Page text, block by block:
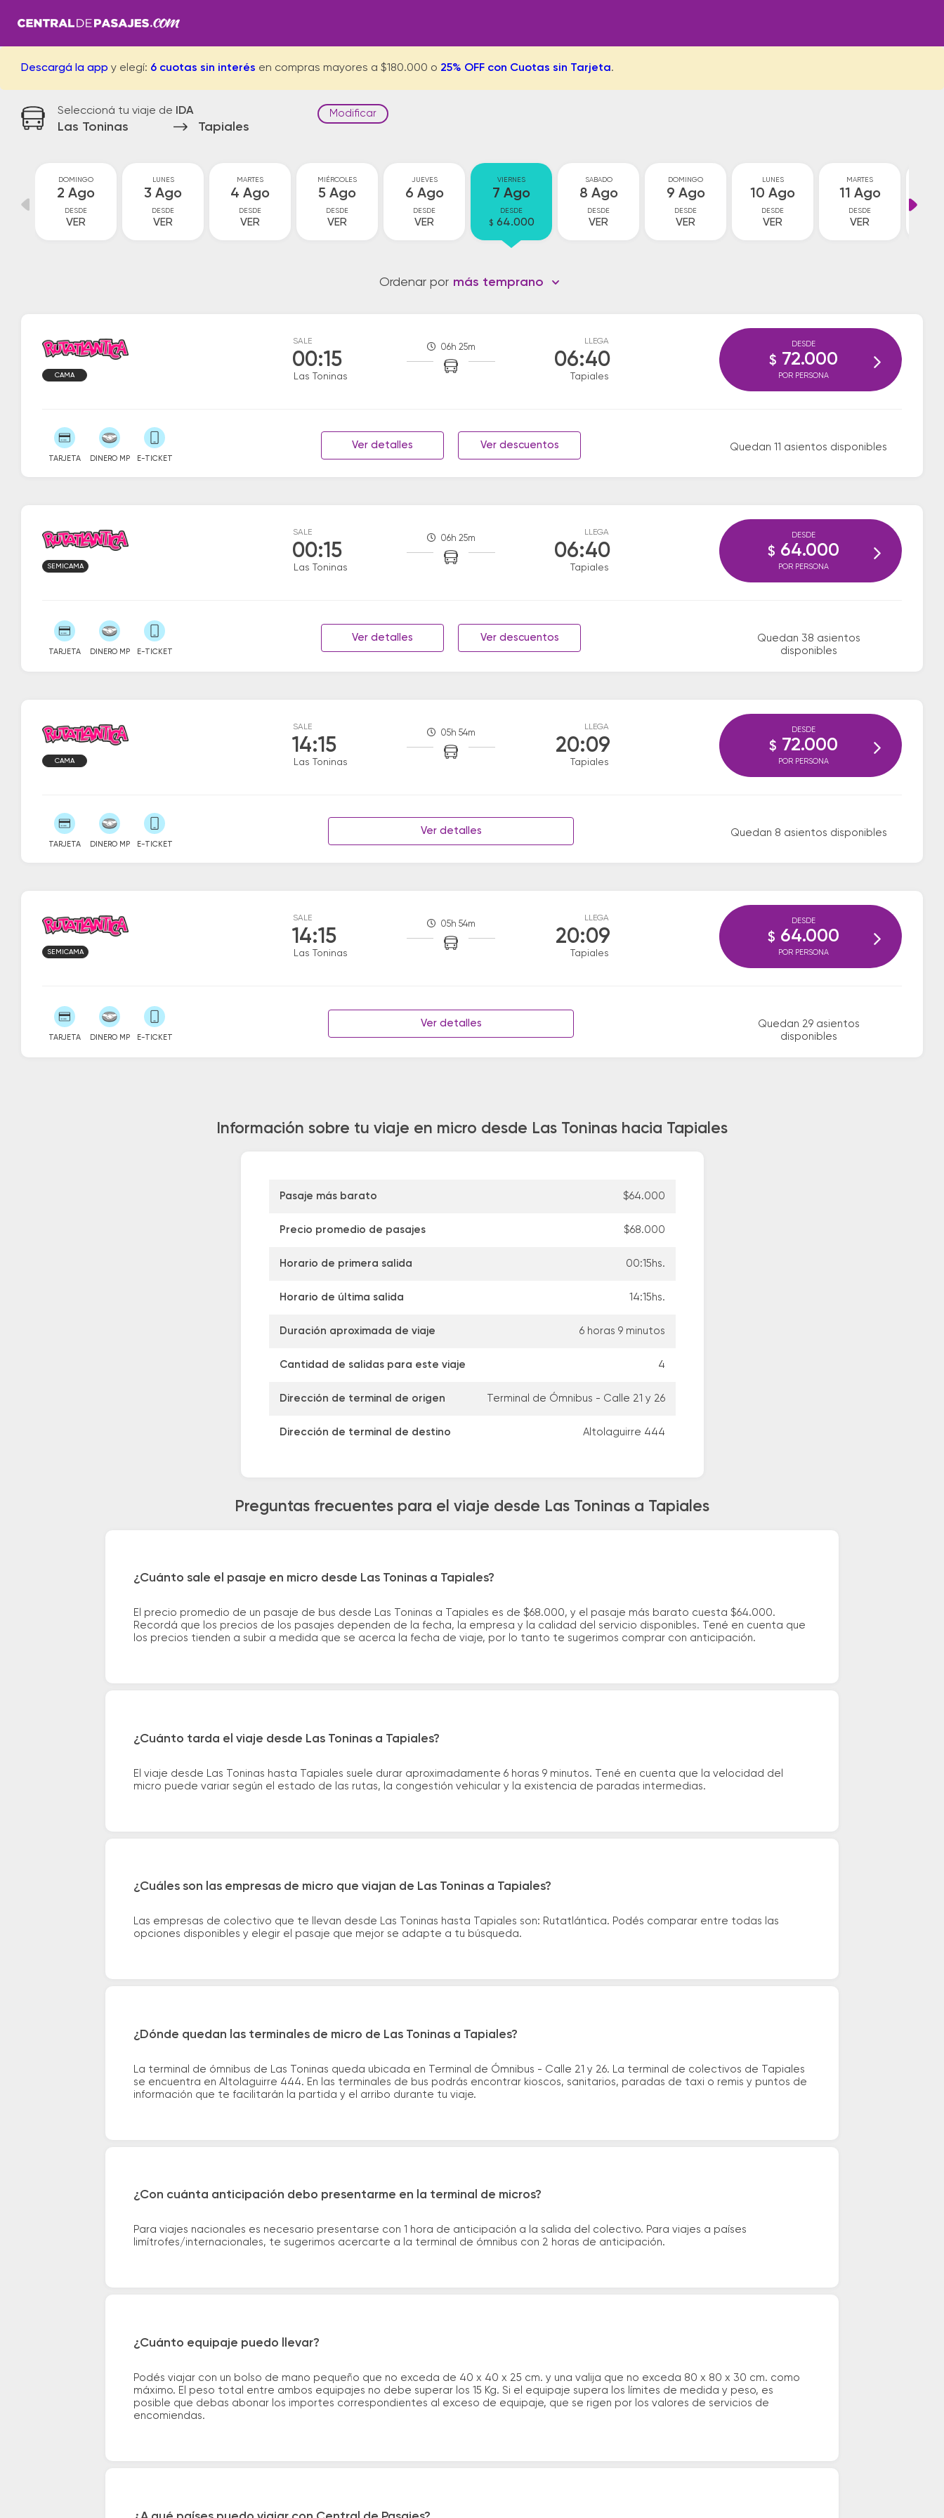
Descargá la app y elegí: 6 cuotas sin interés en compras mayores a $180.000 o 25% OFF con Cuotas sin Tarjeta.
Seleccioná tu viaje de IDA
Las Toninas Tapiales
Modificar
DOMINGO
2 Ago
DESDE
VER
LUNES
3 Ago
DESDE
VER
MARTES
4 Ago
DESDE
VER
MIÉRCOLES
5 Ago
DESDE
VER
JUEVES
6 Ago
DESDE
VER
VIERNES
7 Ago
DESDE
$ 64.000
SABADO
8 Ago
DESDE
VER
DOMINGO
9 Ago
DESDE
VER
LUNES
10 Ago
DESDE
VER
MARTES
11 Ago
DESDE
VER
Ordenar por más temprano
SALE
00:15
Las Toninas
06h 25m
LLEGA
06:40
Tapiales
CAMA
TARJETA DINERO MP E-TICKET
Ver detalles Ver descuentos Quedan 11 asientos disponibles
DESDE
$ 72.000
POR PERSONA
SALE
00:15
Las Toninas
06h 25m
LLEGA
06:40
Tapiales
SEMICAMA
TARJETA DINERO MP E-TICKET
Ver detalles Ver descuentos
Quedan 38 asientos
disponibles
DESDE
$ 64.000
POR PERSONA
SALE
14:15
Las Toninas
05h 54m
LLEGA
20:09
Tapiales
CAMA
TARJETA DINERO MP E-TICKET
Ver detalles Quedan 8 asientos disponibles
DESDE
$ 72.000
POR PERSONA
SALE
14:15
Las Toninas
05h 54m
LLEGA
20:09
Tapiales
SEMICAMA
TARJETA DINERO MP E-TICKET
Ver detalles
Quedan 29 asientos
disponibles
DESDE
$ 64.000
POR PERSONA
Información sobre tu viaje en micro desde Las Toninas hacia Tapiales
Pasaje más barato $64.000
Precio promedio de pasajes $68.000
Horario de primera salida 00:15hs.
Horario de última salida 14:15hs.
Duración aproximada de viaje 6 horas 9 minutos
Cantidad de salidas para este viaje 4
Dirección de terminal de origen Terminal de Ómnibus - Calle 21 y 26
Dirección de terminal de destino Altolaguirre 444
Preguntas frecuentes para el viaje desde Las Toninas a Tapiales
¿Cuánto sale el pasaje en micro desde Las Toninas a Tapiales?
El precio promedio de un pasaje de bus desde Las Toninas a Tapiales es de $68.000, y el pasaje más barato cuesta $64.000.
Recordá que los precios de los pasajes dependen de la fecha, la empresa y la calidad del servicio disponibles. Tené en cuenta que
los precios tienden a subir a medida que se acerca la fecha de viaje, por lo tanto te sugerimos comprar con anticipación.
¿Cuánto tarda el viaje desde Las Toninas a Tapiales?
El viaje desde Las Toninas hasta Tapiales suele durar aproximadamente 6 horas 9 minutos. Tené en cuenta que la velocidad del
micro puede variar según el estado de las rutas, la congestión vehicular y la existencia de paradas intermedias.
¿Cuáles son las empresas de micro que viajan de Las Toninas a Tapiales?
Las empresas de colectivo que te llevan desde Las Toninas hasta Tapiales son: Rutatlántica. Podés comparar entre todas las
opciones disponibles y elegir el pasaje que mejor se adapte a tu búsqueda.
¿Dónde quedan las terminales de micro de Las Toninas a Tapiales?
La terminal de ómnibus de Las Toninas queda ubicada en Terminal de Ómnibus - Calle 21 y 26. La terminal de colectivos de Tapiales
se encuentra en Altolaguirre 444. En las terminales de bus podrás encontrar kioscos, sanitarios, paradas de taxi o remis y puntos de
información que te facilitarán la partida y el arribo durante tu viaje.
¿Con cuánta anticipación debo presentarme en la terminal de micros?
Para viajes nacionales es necesario presentarse con 1 hora de anticipación a la salida del colectivo. Para viajes a países
limítrofes/internacionales, te sugerimos acercarte a la terminal de ómnibus con 2 horas de anticipación.
¿Cuánto equipaje puedo llevar?
Podés viajar con un bolso de mano pequeño que no exceda de 40 x 40 x 25 cm. y una valija que no exceda 80 x 80 x 30 cm. como
máximo. El peso total entre ambos equipajes no debe superar los 15 Kg. Si el equipaje supera los límites de medida y peso, es
posible que debas abonar los importes correspondientes al exceso de equipaje, que se rigen por los valores de servicios de
encomiendas.